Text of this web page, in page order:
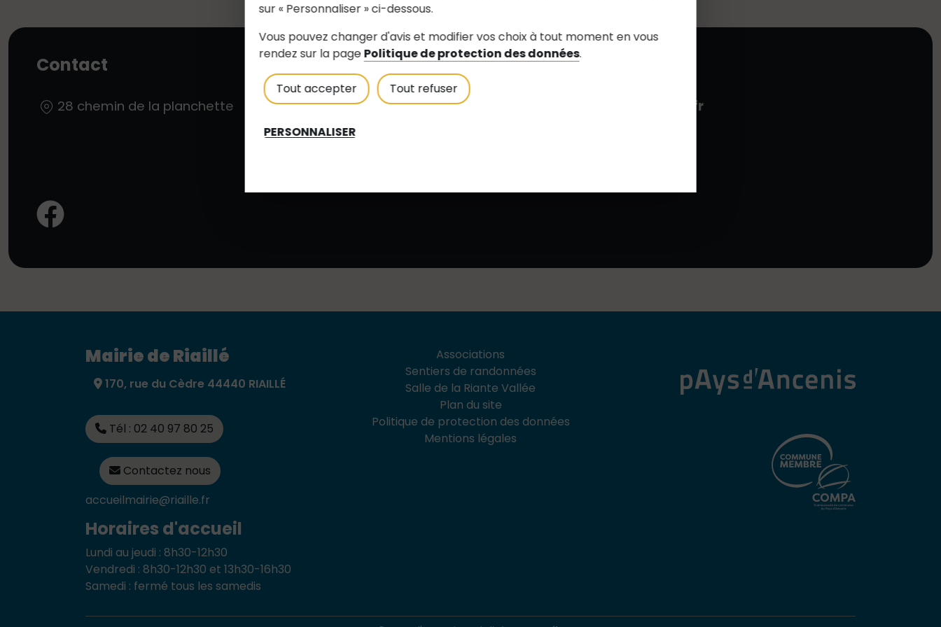
sur « Personnaliser » ci-dessous.
Vous pouvez changer d'avis et modifier vos choix à tout moment en vous
rendez sur la page Politique de protection des données.
Tout accepter Tout refuser
PERSONNALISER
Contact
28 chemin de la planchette
notededouceur(at)orange.fr
Facebook:
Mairie de Riaillé
170, rue du Cèdre 44440 RIAILLÉ
Tél : 02 40 97 80 25
Contactez nous
accueilmairie@riaille.fr
Horaires d'accueil
Lundi au jeudi : 8h30-12h30
Vendredi : 8h30-12h30 et 13h30-16h30
Samedi : fermé tous les samedis
Associations
Sentiers de randonnées
Salle de la Riante Vallée
Plan du site
Politique de protection des données
Mentions légales